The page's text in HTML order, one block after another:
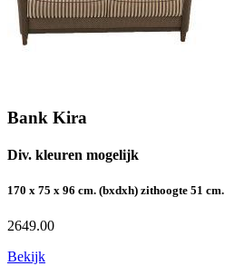
Bank Kira
Div. kleuren mogelijk
170 x 75 x 96 cm. (bxdxh) zithoogte 51 cm.
2649.00
Bekijk